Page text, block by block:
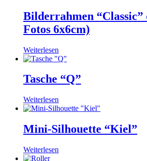
Bilderrahmen
Fotos 6x6cm)
Weiterlesen
Tasche “Q”
Weiterlesen
Mini-Silhouette “Kiel”
Weiterlesen